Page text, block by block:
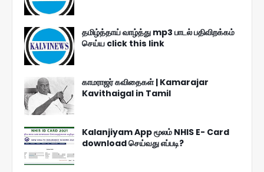
தமிழ்த்தாய் வாழ்த்து mp3 பாடல் பதிவிறக்கம்
செய்ய click this link
காமராஜர் கவிதைகள் | Kamarajar
Kavithaigal in Tamil
Kalanjiyam App மூலம் NHIS E- Card
download செய்வது எப்படி?